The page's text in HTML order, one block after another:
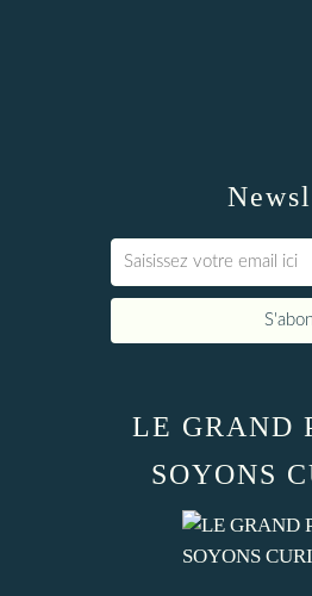
LE GRAND
SOYONS